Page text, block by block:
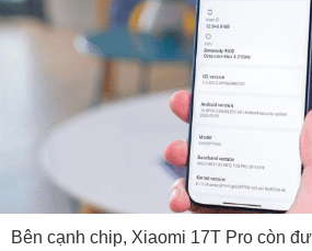
Bên cạnh chip, Xiaomi 17T Pro còn